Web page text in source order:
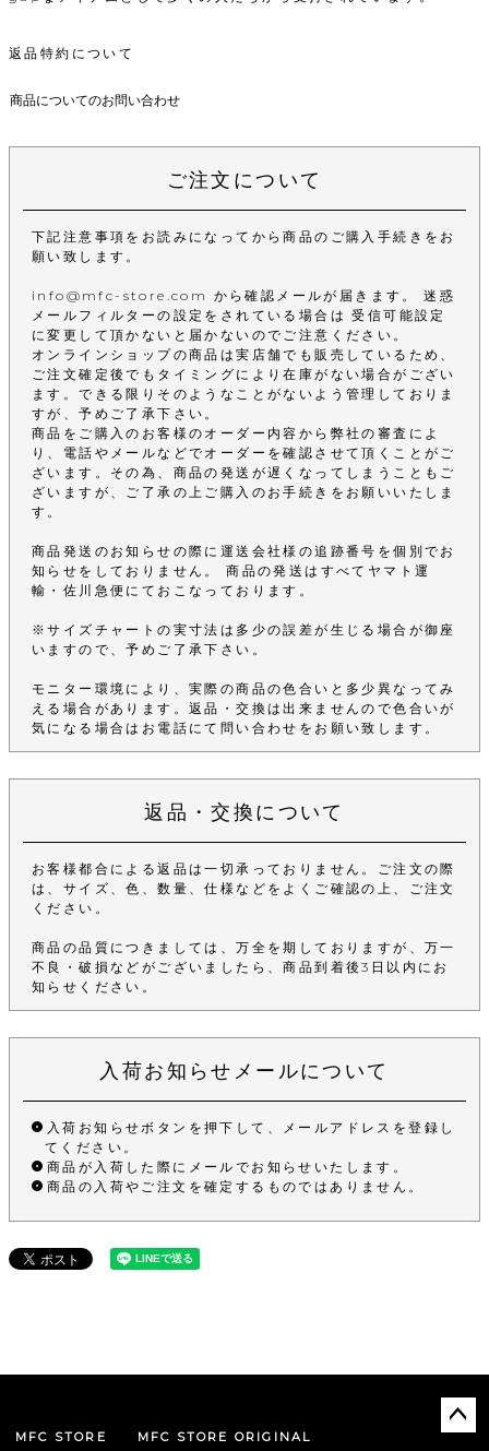
返品特約について
商品についてのお問い合わせ
ご注文について
下記注意事項をお読みになってから商品のご購入手続きをお
願い致します。
info@mfc-store.com から確認メールが届きます。 迷惑
メールフィルターの設定をされている場合は 受信可能設定
に変更して頂かないと届かないのでご注意ください。
オンラインショップの商品は実店舗でも販売しているため、
ご注文確定後でもタイミングにより在庫がない場合がござい
ます。できる限りそのようなことがないよう管理しておりま
すが、予めご了承下さい。
商品をご購入のお客様のオーダー内容から弊社の審査によ
り、電話やメールなどでオーダーを確認させて頂くことがご
ざいます。その為、商品の発送が遅くなってしまうこともご
ざいますが、ご了承の上ご購入のお手続きをお願いいたしま
す。
商品発送のお知らせの際に運送会社様の追跡番号を個別でお
知らせをしておりません。 商品の発送はすべてヤマト運
輸・佐川急便にておこなっております。
※サイズチャートの実寸法は多少の誤差が生じる場合が御座
いますので、予めご了承下さい。
モニター環境により、実際の商品の色合いと多少異なってみ
える場合があります。返品・交換は出来ませんので色合いが
気になる場合はお電話にて問い合わせをお願い致します。
返品・交換について
お客様都合による返品は一切承っておりません。ご注文の際
は、サイズ、色、数量、仕様などをよくご確認の上、ご注文
ください。
商品の品質につきましては、万全を期しておりますが、万一
不良・破損などがございましたら、商品到着後3日以内にお
知らせください。
入荷お知らせメールについて
入荷お知らせボタンを押下して、メールアドレスを登録し
てください。
商品が入荷した際にメールでお知らせいたします。
商品の入荷やご注文を確定するものではありません。
MFC STORE MFC STORE ORIGINAL